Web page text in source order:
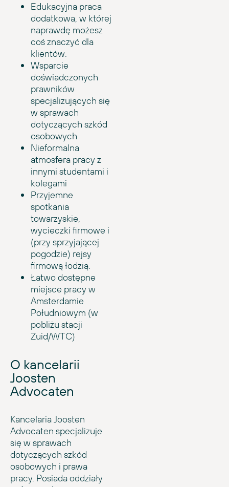
Edukacyjna praca
dodatkowa, w której
naprawdę możesz
coś znaczyć dla
klientów.
Wsparcie
doświadczonych
prawników
specjalizujących się
w sprawach
dotyczących szkód
osobowych
Nieformalna
atmosfera pracy z
innymi studentami i
kolegami
Przyjemne
spotkania
towarzyskie,
wycieczki firmowe i
(przy sprzyjającej
pogodzie) rejsy
firmową łodzią.
Łatwo dostępne
miejsce pracy w
Amsterdamie
Południowym (w
pobliżu stacji
Zuid/WTC)
O kancelarii
Joosten
Advocaten
Kancelaria Joosten
Advocaten specjalizuje
się w sprawach
dotyczących szkód
osobowych i prawa
pracy. Posiada oddziały